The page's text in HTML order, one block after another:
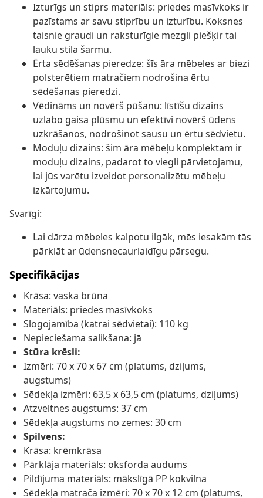
Izturīgs un stiprs materiāls: priedes masīvkoks ir
pazīstams ar savu stiprību un izturību. Koksnes
taisnie graudi un raksturīgie mezgli piešķir tai
lauku stila šarmu.
Ērta sēdēšanas pieredze: šīs āra mēbeles ar biezi
polsterētiem matračiem nodrošina ērtu
sēdēšanas pieredzi.
Vēdināms un novērš pūšanu: līstīšu dizains
uzlabo gaisa plūsmu un efektīvi novērš ūdens
uzkrāšanos, nodrošinot sausu un ērtu sēdvietu.
Moduļu dizains: šim āra mēbeļu komplektam ir
moduļu dizains, padarot to viegli pārvietojamu,
lai jūs varētu izveidot personalizētu mēbeļu
izkārtojumu.
Svarīgi:
Lai dārza mēbeles kalpotu ilgāk, mēs iesakām tās
pārklāt ar ūdensnecaurlaidīgu pārsegu.
Specifikācijas
Krāsa: vaska brūna
Materiāls: priedes masīvkoks
Slogojamība (katrai sēdvietai): 110 kg
Nepieciešama salikšana: jā
Stūra krēsli:
Izmēri: 70 x 70 x 67 cm (platums, dziļums,
augstums)
Sēdekļa izmēri: 63,5 x 63,5 cm (platums, dziļums)
Atzveltnes augstums: 37 cm
Sēdekļa augstums no zemes: 30 cm
Spilvens:
Krāsa: krēmkrāsa
Pārklāja materiāls: oksforda audums
Pildījuma materiāls: mākslīgā PP kokvilna
Sēdekļa matrača izmēri: 70 x 70 x 12 cm (platums,